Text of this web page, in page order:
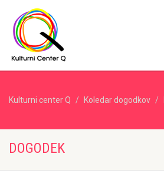
Kulturni center Q Koledar dogodkov
DOGODEK